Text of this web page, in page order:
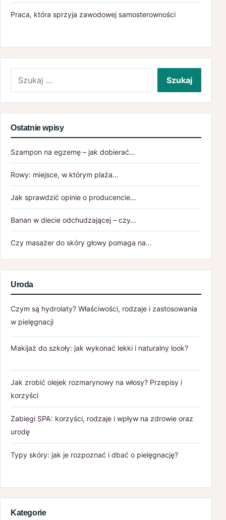
Praca, która sprzyja zawodowej samosterowności
Ostatnie wpisy
Szampon na egzemę – jak dobierać…
Rowy: miejsce, w którym plaża…
Jak sprawdzić opinie o producencie…
Banan w diecie odchudzającej – czy…
Czy masażer do skóry głowy pomaga na…
Uroda
Czym są hydrolaty? Właściwości, rodzaje i zastosowania
w pielęgnacji
Makijaż do szkoły: jak wykonać lekki i naturalny look?
Jak zrobić olejek rozmarynowy na włosy? Przepisy i
korzyści
Zabiegi SPA: korzyści, rodzaje i wpływ na zdrowie oraz
urodę
Typy skóry: jak je rozpoznać i dbać o pielęgnację?
Kategorie